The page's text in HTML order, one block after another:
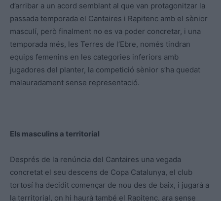
d’arribar a un acord semblant al que van protagonitzar la
passada temporada el Cantaires i Rapitenc amb el sènior
masculí, però finalment no es va poder concretar, i una
temporada més, les Terres de l’Ebre, només tindran
equips femenins en les categories inferiors amb
jugadores del planter, la competició sènior s’ha quedat
malauradament sense representació.
Els masculins a territorial
Després de la renúncia del Cantaires una vegada
concretat el seu descens de Copa Catalunya, el club
tortosí ha decidit començar de nou des de baix, i jugarà a
la territorial, on hi haurà també el Rapitenc, ara sense